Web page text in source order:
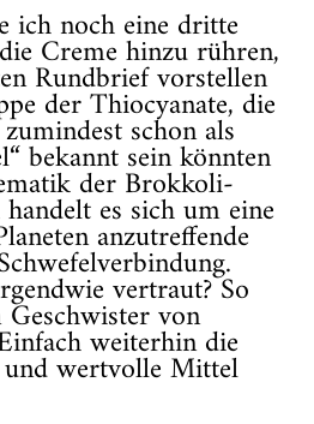
ich noch eine dritte
Creme hinzu rühren,
Rundbrief vorstellen
der Thiocyanate, die
schon als
bekannt sein könnten
der Brokkoli-
es sich um eine
anzutreffende
vertraut? So
von
weiterhin die
wertvolle Mittel